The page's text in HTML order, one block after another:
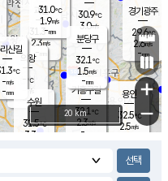
과천
31.3℃
2.3m/s
- mm
용인
32.5℃
2.5m/s
경기광주
29.6℃
2.6m/s
-mm
의왕
- ℃
m/s
mm
30.9℃
3.0m/s
-mm
31.0℃
1.9m/s
-mm
기흥구갈
32.1℃
2.3m/s
-
산길
℃
-m/s
-mm
분당구
32.1℃
1.5m/s
-mm
수원
31.5℃
3.3 m/s
+
−
20 km